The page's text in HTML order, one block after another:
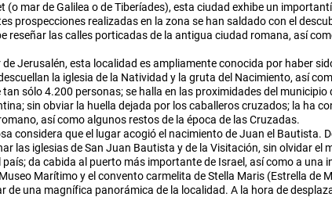
(o mar de Galilea o de Tiberíades), esta ciudad exhibe un
prospecciones realizadas en la zona se han saldado con el
reseñar las calles porticadas de la antigua ciudad romana, así
Jerusalén, esta localidad es ampliamente conocida por haber
la iglesia de la Natividad y la gruta del Nacimiento, así
sólo 4.200 personas; se halla en las proximidades del
sin obviar la huella dejada por los caballeros cruzados; la ha
así como algunos restos de la época de las Cruzadas.
considera que el lugar acogió el nacimiento de Juan el Bautista.
las iglesias de San Juan Bautista y de la Visitación, sin olvidar el
da cabida al puerto más importante de Israel, así como a
Marítimo y el convento carmelita de Stella Maris (Estrella de
de una magnífica panorámica de la localidad. A la hora de